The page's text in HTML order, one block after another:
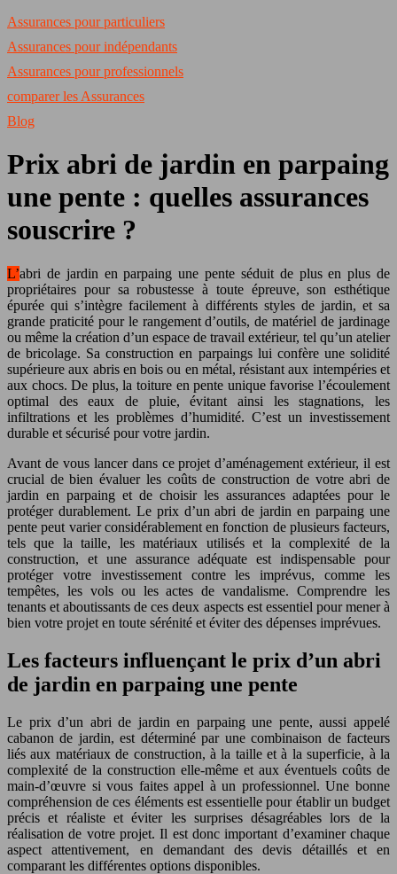
Assurances pour particuliers
Assurances pour indépendants
Assurances pour professionnels
comparer les Assurances
Blog
Prix abri de jardin en parpaing
une pente : quelles assurances
souscrire ?
L’abri de jardin en parpaing une pente séduit de plus en plus de
propriétaires pour sa robustesse à toute épreuve, son esthétique
épurée qui s’intègre facilement à différents styles de jardin, et sa
grande praticité pour le rangement d’outils, de matériel de jardinage
ou même la création d’un espace de travail extérieur, tel qu’un atelier
de bricolage. Sa construction en parpaings lui confère une solidité
supérieure aux abris en bois ou en métal, résistant aux intempéries et
aux chocs. De plus, la toiture en pente unique favorise l’écoulement
optimal des eaux de pluie, évitant ainsi les stagnations, les
infiltrations et les problèmes d’humidité. C’est un investissement
durable et sécurisé pour votre jardin.
Avant de vous lancer dans ce projet d’aménagement extérieur, il est
crucial de bien évaluer les coûts de construction de votre abri de
jardin en parpaing et de choisir les assurances adaptées pour le
protéger durablement. Le prix d’un abri de jardin en parpaing une
pente peut varier considérablement en fonction de plusieurs facteurs,
tels que la taille, les matériaux utilisés et la complexité de la
construction, et une assurance adéquate est indispensable pour
protéger votre investissement contre les imprévus, comme les
tempêtes, les vols ou les actes de vandalisme. Comprendre les
tenants et aboutissants de ces deux aspects est essentiel pour mener à
bien votre projet en toute sérénité et éviter des dépenses imprévues.
Les facteurs influençant le prix d’un abri
de jardin en parpaing une pente
Le prix d’un abri de jardin en parpaing une pente, aussi appelé
cabanon de jardin, est déterminé par une combinaison de facteurs
liés aux matériaux de construction, à la taille et à la superficie, à la
complexité de la construction elle-même et aux éventuels coûts de
main-d’œuvre si vous faites appel à un professionnel. Une bonne
compréhension de ces éléments est essentielle pour établir un budget
précis et réaliste et éviter les surprises désagréables lors de la
réalisation de votre projet. Il est donc important d’examiner chaque
aspect attentivement, en demandant des devis détaillés et en
comparant les différentes options disponibles.